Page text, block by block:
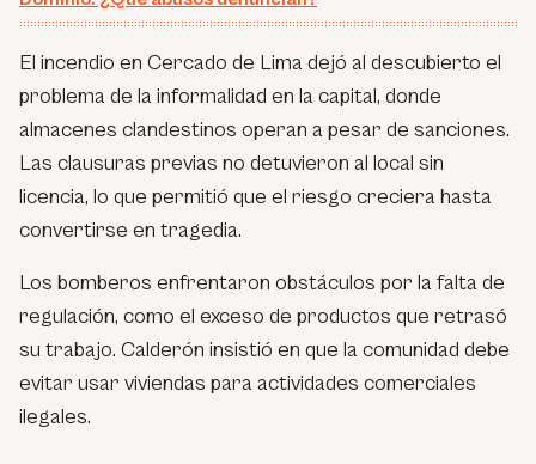
El incendio en Cercado de Lima dejó al descubierto el
problema de la informalidad en la capital, donde
almacenes clandestinos operan a pesar de sanciones.
Las clausuras previas no detuvieron al local sin
licencia, lo que permitió que el riesgo creciera hasta
convertirse en tragedia.
Los bomberos enfrentaron obstáculos por la falta de
regulación, como el exceso de productos que retrasó
su trabajo. Calderón insistió en que la comunidad debe
evitar usar viviendas para actividades comerciales
ilegales.